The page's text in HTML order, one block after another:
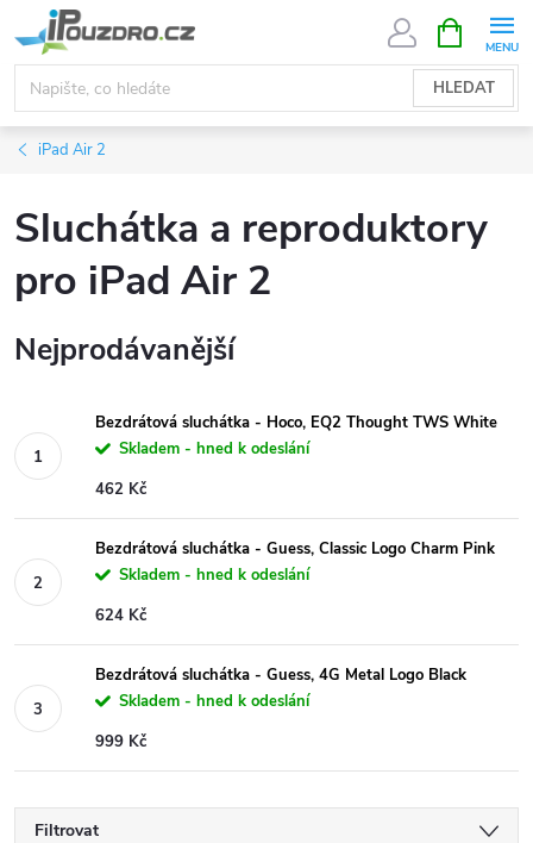
na
obsah
HLEDAT
NÁKUPNÍ
KOŠÍK
iPad Air 2
Sluchátka a reproduktory
pro iPad Air 2
Nejprodávanější
Bezdrátová sluchátka - Hoco, EQ2 Thought TWS White
Skladem - hned k odeslání
462 Kč
Bezdrátová sluchátka - Guess, Classic Logo Charm Pink
Skladem - hned k odeslání
624 Kč
Bezdrátová sluchátka - Guess, 4G Metal Logo Black
Skladem - hned k odeslání
999 Kč
Filtrovat